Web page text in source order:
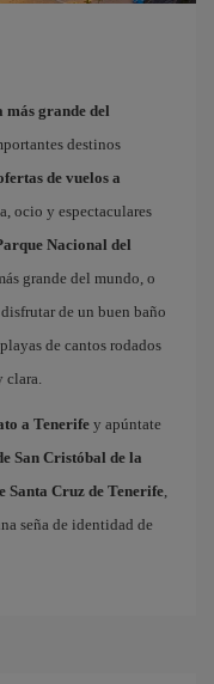
más grande del
destinos
de vuelos a
ocio y espectaculares
Nacional del
grande del mundo, o
de un buen baño
de cantos rodados
clara.
a Tenerife y apúntate
San Cristóbal de la
Santa Cruz de Tenerife,
seña de identidad de